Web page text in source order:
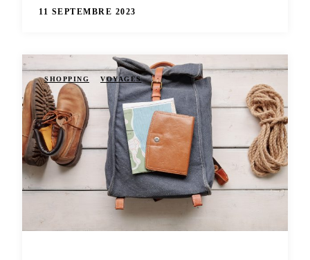
11 SEPTEMBRE 2023
SHOPPING VOYAGES